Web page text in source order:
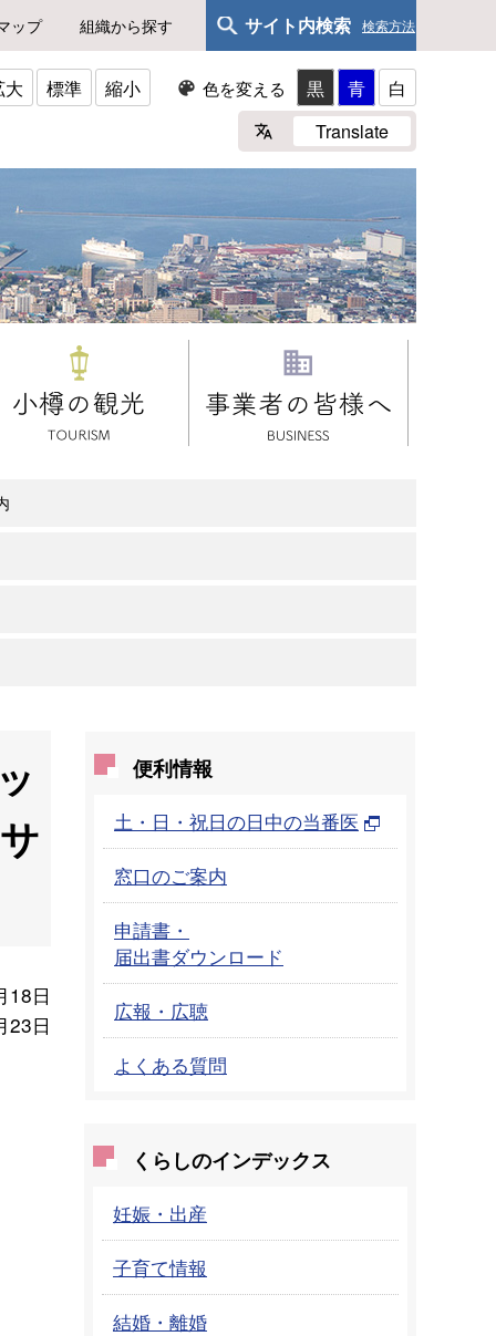
ップ 組織から探す サイト内検索 検索方法
大 標準 縮小 色を変える 黒 青
白
Translate
18日
23日
便利情報
土・日・祝日の日中の当番医
窓口のご案内
申請書・
届出書ダウンロード
広報・広聴
よくある質問
くらしのインデックス
妊娠・出産
子育て情報
結婚・離婚